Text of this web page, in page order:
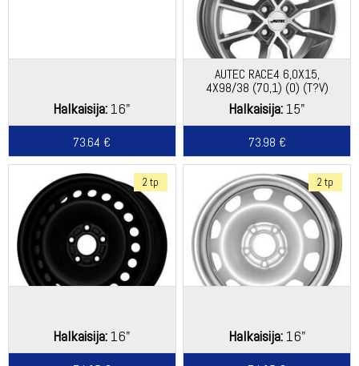
Halkaisija: 16"
73.64 €
AUTEC RACE4 6,0X15,
4X98/38 (70,1) (O) (T?V)
KG560
Halkaisija: 15"
73.98 €
2 tp
Halkaisija: 16"
2 tp
Halkaisija:16"